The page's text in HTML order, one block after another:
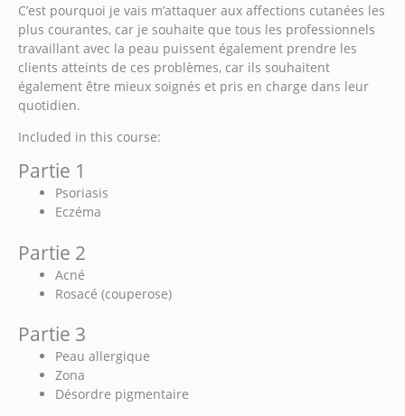
C’est pourquoi je vais m’attaquer aux affections cutanées les
plus courantes, car je souhaite que tous les professionnels
travaillant avec la peau puissent également prendre les
clients atteints de ces problèmes, car ils souhaitent
également être mieux soignés et pris en charge dans leur
quotidien.
Included in this course:
Partie 1
Psoriasis
Eczéma
Partie 2
Acné
Rosacé (couperose)
Partie 3
Peau allergique
Zona
Désordre pigmentaire